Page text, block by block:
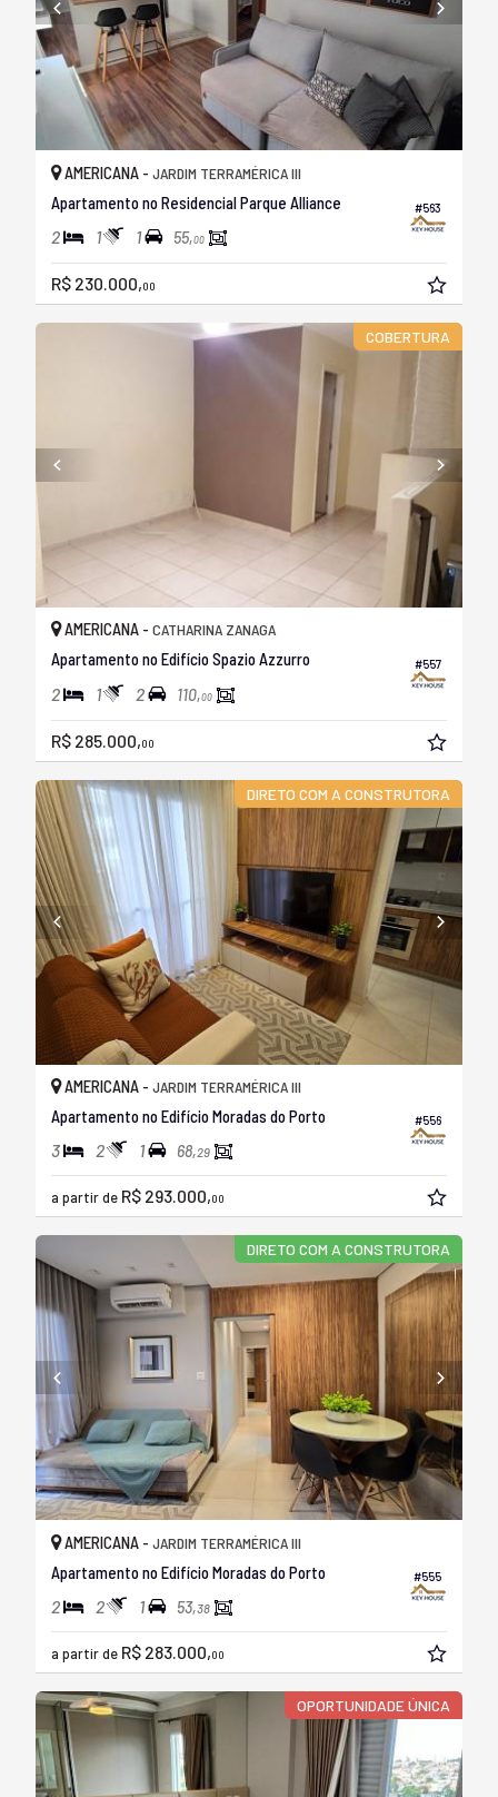
#563
AMERICANA - JARDIM TERRAMÉRICA III
Apartamento no Residencial Parque Alliance
2 1 1 55,00
R$ 230.000,00
COBERTURA
#557
AMERICANA - CATHARINA ZANAGA
Apartamento no Edifício Spazio Azzurro
2 1 2 110,00
R$ 285.000,00
DIRETO COM A CONSTRUTORA
#556
AMERICANA - JARDIM TERRAMÉRICA III
Apartamento no Edifício Moradas do Porto
3 2 1 68,29
a partir de R$ 293.000,00
DIRETO COM A CONSTRUTORA
#555
AMERICANA - JARDIM TERRAMÉRICA III
Apartamento no Edifício Moradas do Porto
2 2 1 53,38
a partir de R$ 283.000,00
OPORTUNIDADE ÚNICA